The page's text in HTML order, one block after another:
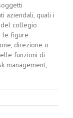
aziendali, quali i
del collegio
le figure
direzione o
funzioni di
management,